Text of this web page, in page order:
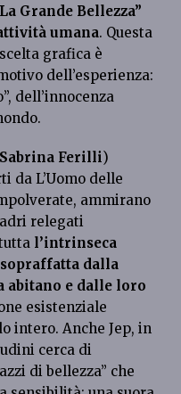
Grande Bellezza”
umana. Questa
grafica è
dell’esperienza:
dell’innocenza
Sabrina Ferilli)
da L’Uomo delle
ammirano
relegati
l’intrinseca
sopraffatta dalla
abitano e dalle loro
esistenziale
intero. Anche Jep, in
cerca di
di bellezza” che